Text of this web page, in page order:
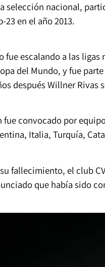
selección nacional,
23 en el año 2013.
escalando a las ligas
del Mundo, y fue
después Willner
convocado por
Italia, Turquía,
fallecimiento, el club
que había sido